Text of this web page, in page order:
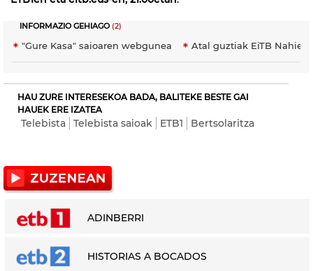
INFORMAZIO GEHIAGO(2)
"Gure Kasa" saioaren webgunea Atal guztiak EiTB
HAU ZURE INTERESEKOA BADA, BALITEKE BESTE GAI
HAUEK ERE IZATEA
Telebista Telebista saioak ETB1 Bertsolaritza
ADINBERRI
HISTORIAS A BOCADOS